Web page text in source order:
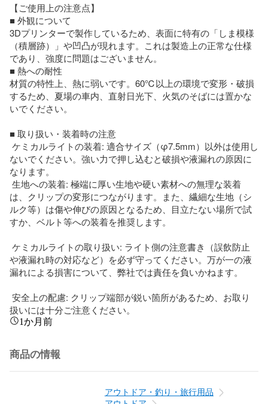
【ご使用上の注意点】
■ 外観について
3Dプリンターで製作しているため、表面に特有の「しま模様
（積層跡）」や凹凸が現れます。これは製造上の正常な仕様
であり、強度に問題はございません。
■ 熱への耐性
材質の特性上、熱に弱いです。60℃以上の環境で変形・破損
するため、夏場の車内、直射日光下、火気のそばには置かな
いでください。
■ 取り扱い・装着時の注意
ないでください。強い力で押し込むと破損や液漏れの原因に
なります。
は、クリップの変形につながります。また、繊細な生地（シ
ルク等）は傷や伸びの原因となるため、目立たない場所で試
すか、ベルト等への装着を推奨します。
や液漏れ時の対応など）を必ず守ってください。万が一の液
漏れによる損害について、弊社では責任を負いかねます。
扱いには十分ご注意ください。
1か月前
商品の情報
アウトドア・釣り・旅行用品